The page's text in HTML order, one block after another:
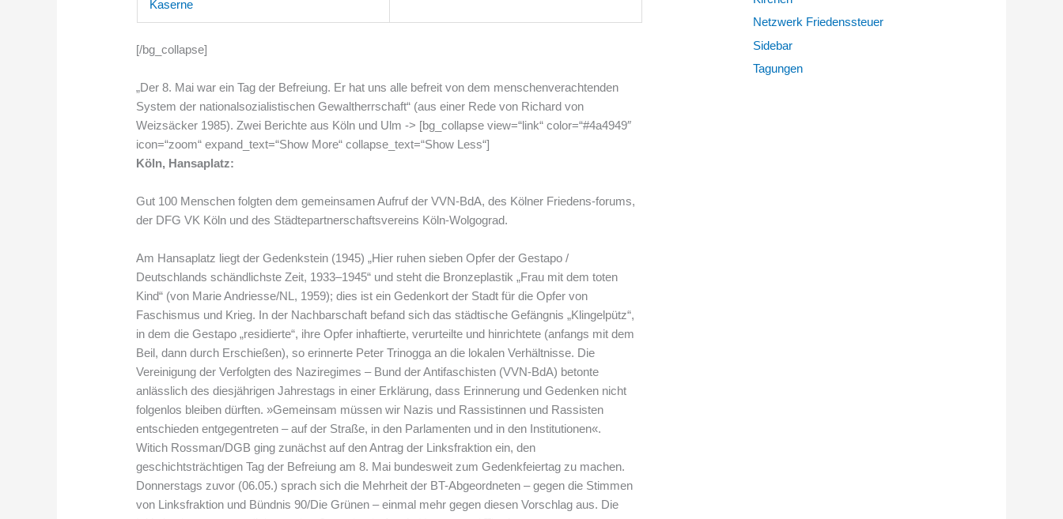
[/bg_collapse]
„Der 8. Mai war ein Tag der Befreiung. Er hat uns alle befreit von dem menschenverachtenden
System der nationalsozialistischen Gewaltherrschaft“ (aus einer Rede von Richard von
Weizsäcker 1985). Zwei Berichte aus Köln und Ulm -> [bg_collapse view=“link“ color=“#4a4949″
icon=“zoom“ expand_text=“Show More“ collapse_text=“Show Less“]
Köln, Hansaplatz:
Gut 100 Menschen folgten dem gemeinsamen Aufruf der VVN-BdA, des Kölner Friedens-forums,
der DFG VK Köln und des Städtepartnerschaftsvereins Köln-Wolgograd.
Am Hansaplatz liegt der Gedenkstein (1945) „Hier ruhen sieben Opfer der Gestapo /
Deutschlands schändlichste Zeit, 1933–1945“ und steht die Bronzeplastik „Frau mit dem toten
Kind“ (von Marie Andriesse/NL, 1959); dies ist ein Gedenkort der Stadt für die Opfer von
Faschismus und Krieg. In der Nachbarschaft befand sich das städtische Gefängnis „Klingelpütz“,
in dem die Gestapo „residierte“, ihre Opfer inhaftierte, verurteilte und hinrichtete (anfangs mit dem
Beil, dann durch Erschießen), so erinnerte Peter Trinogga an die lokalen Verhältnisse. Die
Vereinigung der Verfolgten des Naziregimes – Bund der Antifaschisten (VVN-BdA) betonte
anlässlich des diesjährigen Jahrestags in einer Erklärung, dass Erinnerung und Gedenken nicht
folgenlos bleiben dürften. »Gemeinsam müssen wir Nazis und Rassistinnen und Rassisten
entschieden entgegentreten – auf der Straße, in den Parlamenten und in den Institutionen«.
Witich Rossman/DGB ging zunächst auf den Antrag der Linksfraktion ein, den
geschichtsträchtigen Tag der Befreiung am 8. Mai bundesweit zum Gedenkfeiertag zu machen.
Donnerstags zuvor (06.05.) sprach sich die Mehrheit der BT-Abgeordneten – gegen die Stimmen
von Linksfraktion und Bündnis 90/Die Grünen – einmal mehr gegen diesen Vorschlag aus. Die
Netzwerk Friedenssteuer
Sidebar
Tagungen